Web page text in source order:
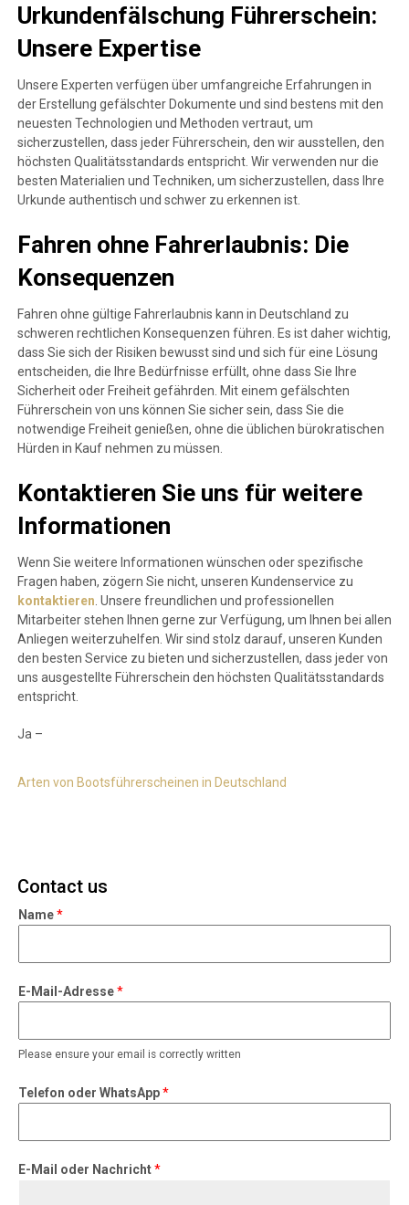
Urkundenfälschung Führerschein:
Unsere Expertise
Unsere Experten verfügen über umfangreiche Erfahrungen in
der Erstellung gefälschter Dokumente und sind bestens mit den
neuesten Technologien und Methoden vertraut, um
sicherzustellen, dass jeder Führerschein, den wir ausstellen, den
höchsten Qualitätsstandards entspricht. Wir verwenden nur die
besten Materialien und Techniken, um sicherzustellen, dass Ihre
Urkunde authentisch und schwer zu erkennen ist.
Fahren ohne Fahrerlaubnis: Die
Konsequenzen
Fahren ohne gültige Fahrerlaubnis kann in Deutschland zu
schweren rechtlichen Konsequenzen führen. Es ist daher wichtig,
dass Sie sich der Risiken bewusst sind und sich für eine Lösung
entscheiden, die Ihre Bedürfnisse erfüllt, ohne dass Sie Ihre
Sicherheit oder Freiheit gefährden. Mit einem gefälschten
Führerschein von uns können Sie sicher sein, dass Sie die
notwendige Freiheit genießen, ohne die üblichen bürokratischen
Hürden in Kauf nehmen zu müssen.
Kontaktieren Sie uns für weitere
Informationen
Wenn Sie weitere Informationen wünschen oder spezifische
Fragen haben, zögern Sie nicht, unseren Kundenservice zu
kontaktieren . Unsere freundlichen und professionellen
Mitarbeiter stehen Ihnen gerne zur Verfügung, um Ihnen bei allen
Anliegen weiterzuhelfen. Wir sind stolz darauf, unseren Kunden
den besten Service zu bieten und sicherzustellen, dass jeder von
uns ausgestellte Führerschein den höchsten Qualitätsstandards
entspricht.
Ja –
Arten von Bootsführerscheinen in Deutschland
Contact us
T
l
e
f
Name*
E-Mail-Adresse*
Please ensure your email is correctly written
Telefon oder WhatsApp*
E-Mail oder Nachricht*